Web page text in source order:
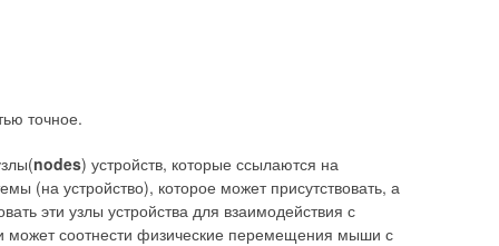
точное.
nodes) устройств, которые ссылаются на
(на устройство), которое может присутствовать, а
эти узлы устройства для взаимодействия с
соотнести физические перемещения мыши с